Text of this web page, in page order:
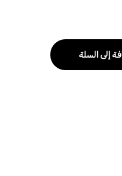
إلى السلة